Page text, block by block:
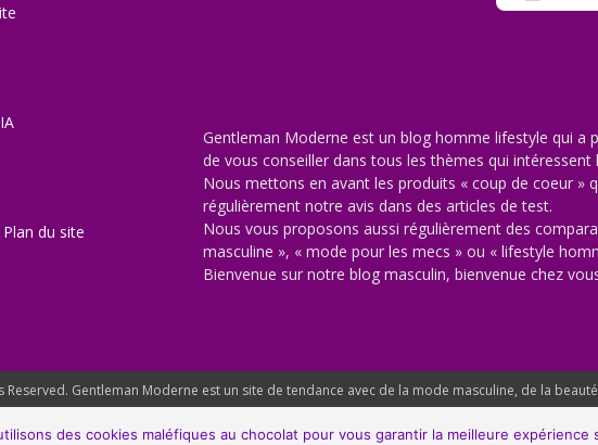
Plan du site
Gentleman Moderne est un blog homme lifestyle qui a
de vous conseiller dans tous les thèmes qui intéressent
Nous mettons en avant les produits « coup de coeur »
régulièrement notre avis dans des articles de test.
Nous vous proposons aussi régulièrement des
masculine », « mode pour les mecs » ou « lifestyle
Bienvenue sur notre blog masculin, bienvenue chez
Reserved. Gentleman Moderne est un site de tendance avec de la mode masculine, de la
des cookies maléfiques au chocolat pour vous garantir la meilleure